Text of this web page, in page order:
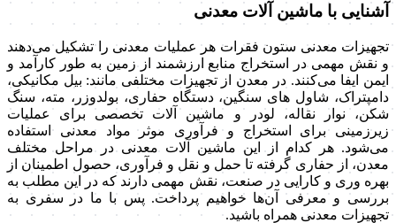
آشنایی با ماشین آلات معدنی
تجهیزات معدنی ستون فقرات هر عملیات معدنی را تشکیل می‌دهند
و نقش مهمی در استخراج منابع ارزشمند از زمین به طور کارآمد و
ایمن ایفا می‌کنند. در معدن از تجهیزات مختلفی مانند: بیل مکانیکی،
دامپتراک، شاول های سنگین، دستگاه حفاری، بولدوزر، مته، سنگ
شکن، نوار نقاله، لودر و ماشین آلات تخصصی برای عملیات
زیرزمینی برای استخراج و فرآوری موثر مواد معدنی استفاده
می‌شود. هر کدام از این ماشین آلات معدنی در مراحل مختلف
معدن، از حفاری گرفته تا حمل و نقل و فرآوری، حصول اطمینان از
بهره وری و کارایی در صنعت، نقش مهمی دارند که در این مطلب به
بررسی و معرفی آن‌ها خواهیم پرداخت. پس با ما در سفری به
تجهیزات معدنی همراه باشید.